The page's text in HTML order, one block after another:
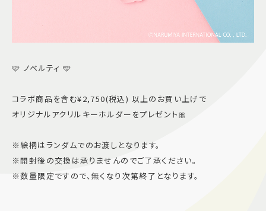
🩷 ノベルティ 🩵
コラボ商品を含む¥2,750(税込) 以上のお買い上げで
オリジナルアクリルキーホルダーをプレゼント🎀
※絵柄はランダムでのお渡しとなります。
※開封後の交換は承りませんのでご了承ください。
※数量限定ですので、無くなり次第終了となります。